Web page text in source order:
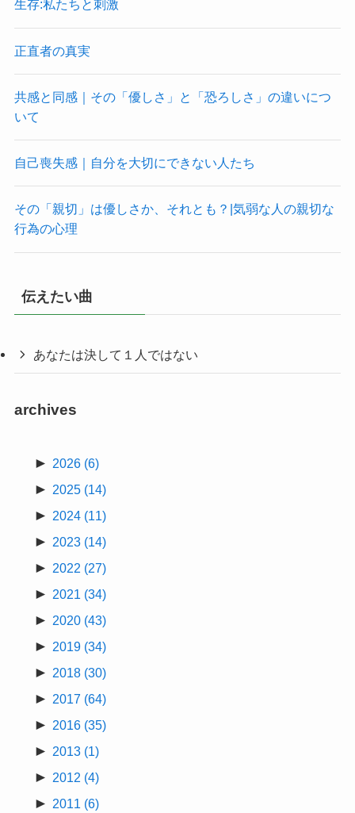
生存:私たちと刺激
正直者の真実
共感と同感｜その「優しさ」と「恐ろしさ」の違いにつ
いて
自己喪失感｜自分を大切にできない人たち
その「親切」は優しさか、それとも？|気弱な人の親切な
行為の心理
伝えたい曲
あなたは決して１人ではない
archives
► 2026 (6)
► 2025 (14)
► 2024 (11)
► 2023 (14)
► 2022 (27)
► 2021 (34)
► 2020 (43)
► 2019 (34)
► 2018 (30)
► 2017 (64)
► 2016 (35)
► 2013 (1)
► 2012 (4)
► 2011 (6)